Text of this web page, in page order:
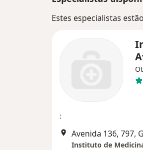
Estes especialistas
:
Avenida 136, 797,
Instituto de